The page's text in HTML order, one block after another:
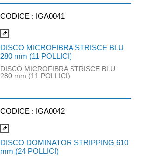
Indicato per la deceratura totale a
chimici deceranti e macchine a
CODICE : IGA0041
compare_arrows
DISCO MICROFIBRA STRISCE BLU
280 mm (11 POLLICI)
DISCO MICROFIBRA STRISCE BLU
280 mm (11 POLLICI)
CODICE : IGA0042
compare_arrows
DISCO DOMINATOR STRIPPING 610
mm (24 POLLICI)